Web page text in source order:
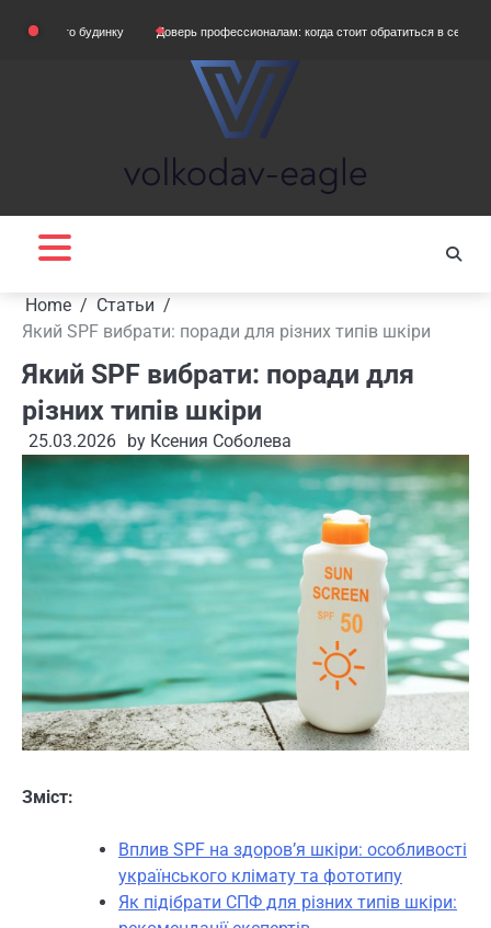
будинку Доверь профессионалам: когда стоит обратиться в сервис для
Home
Статьи
Який SPF вибрати: поради для різних типів шкіри
Який SPF вибрати: поради для
різних типів шкіри
25.03.2026 by Ксения Соболева
Зміст:
Вплив SPF на здоров’я шкіри: особливості
українського клімату та фототипу
Як підібрати СПФ для різних типів шкіри: